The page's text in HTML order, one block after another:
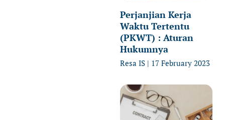
Perjanjian Kerja
Waktu Tertentu
(PKWT) : Aturan
Hukumnya
Resa IS 17 February 2023